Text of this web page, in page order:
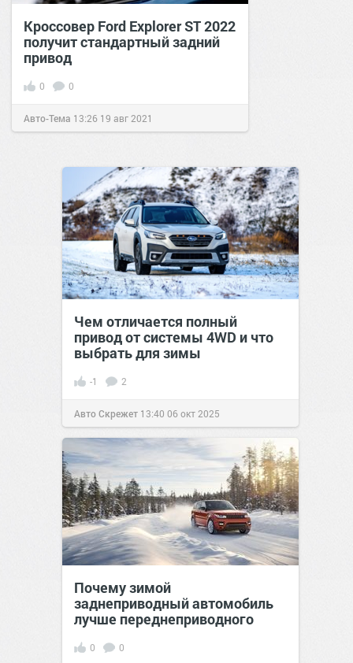
Кроссовер Ford Explorer ST 2022
получит стандартный задний
привод
0 0
Авто-Тема 13:26 19 авг 2021
Чем отличается полный
привод от системы 4WD и что
выбрать для зимы
-1 2
Авто Скрежет 13:40 06 окт 2025
Почему зимой
заднеприводный автомобиль
лучше переднеприводного
0 0